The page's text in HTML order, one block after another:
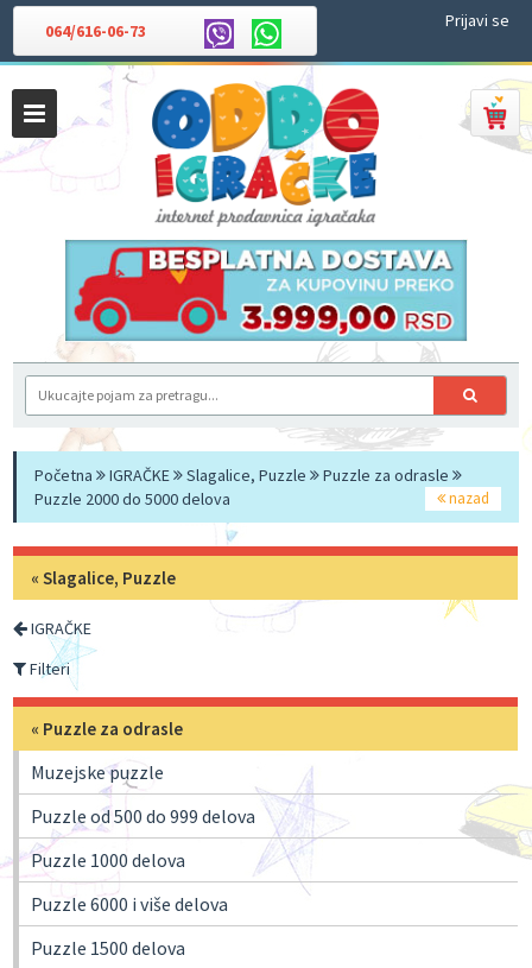
064/616-06-73 Prijavi se
Početna IGRAČKE Slagalice, Puzzle
Puzzle za odrasle
Puzzle 2000 do 5000 delova
nazad
«Slagalice, Puzzle
IGRAČKE
Filteri
« Puzzle za odrasle
Muzejske puzzle
Puzzle od 500 do 999 delova
Puzzle 1000 delova
Puzzle 6000 i više delova
Puzzle 1500 delova